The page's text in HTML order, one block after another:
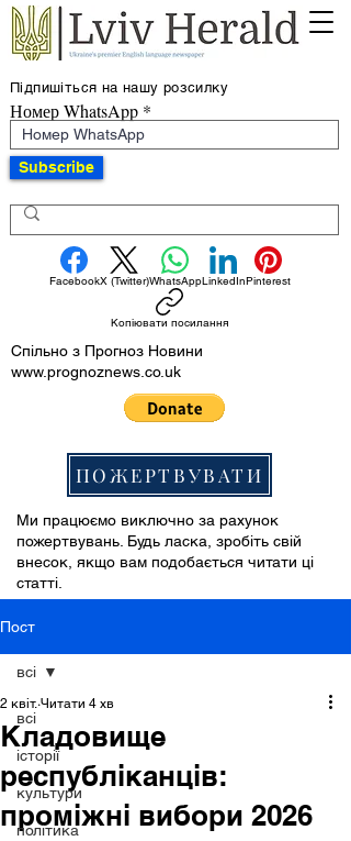
Підпишіться на нашу розсилку
Номер WhatsApp
Subscribe
FacebookX (Twitter)WhatsAppLinkedInPinterest
Копіювати посилання
Спільно з Прогноз Новини
www.prognoznews.co.uk
ПОЖЕРТВУВАТИ
Ми працюємо виключно за рахунок
пожертвувань. Будь ласка, зробіть свій
внесок, якщо вам подобається читати ці
статті.
Пост
всі
історії
культури
політика
всі
Кладовище
республіканців:
проміжні вибори 2026
2 квіт. Читати 4 хв